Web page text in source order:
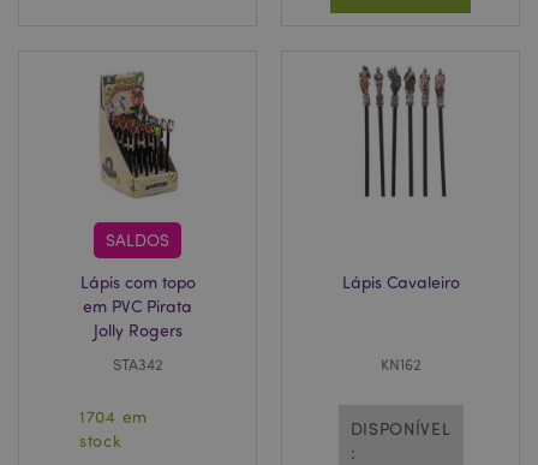
SALDOS
Lápis com topo
em PVC Pirata
Jolly Rogers
STA342
1704 em
stock
Lápis Cavaleiro
KN162
DISPONÍVEL
:
section_data_ids
Adobe Inc.